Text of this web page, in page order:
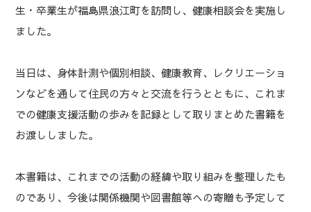
生・卒業生が福島県浪江町を訪問し、健康相談会を実施し
ました。
当日は、身体計測や個別相談、健康教育、レクリエーショ
ンなどを通して住民の方々と交流を行うとともに、これま
での健康支援活動の歩みを記録として取りまとめた書籍を
お渡ししました。
本書籍は、これまでの活動の経緯や取り組みを整理したも
のであり、今後は関係機関や図書館等への寄贈も予定して